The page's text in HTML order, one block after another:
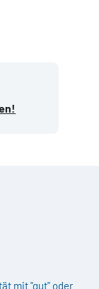
mit "gut" oder